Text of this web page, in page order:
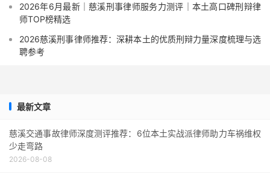
2026年6月最新｜慈溪刑事律师服务力测评｜本土高口碑刑辩律
师TOP榜精选
2026慈溪刑事律师推荐：深耕本土的优质刑辩力量深度梳理与选
聘参考
最新文章
慈溪交通事故律师深度测评推荐：6位本土实战派律师助力车祸维权
少走弯路
2026-08-08